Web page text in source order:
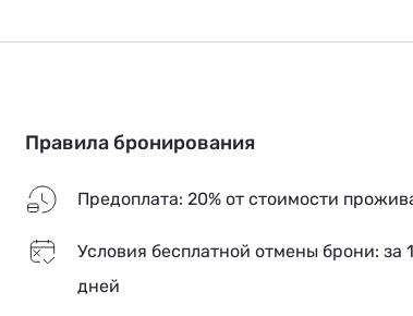
Правила бронирования
Предоплата: 20% от стоимости
Условия бесплатной отмены брони: за
дней